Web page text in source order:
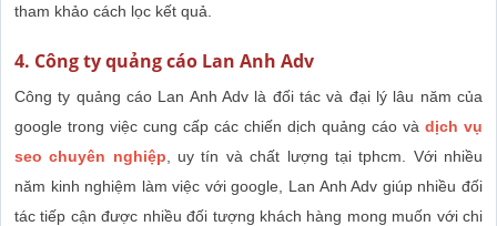
tham khảo cách lọc kết quả.
4. Công ty quảng cáo Lan Anh Adv
Công ty quảng cáo Lan Anh Adv là đối tác và đại lý lâu năm của
google trong việc cung cấp các chiến dịch quảng cáo và dịch vụ
seo chuyên nghiệp , uy tín và chất lượng tại tphcm. Với nhiều
năm kinh nghiệm làm việc với google, Lan Anh Adv giúp nhiều đối
tác tiếp cận được nhiều đối tượng khách hàng mong muốn với chi